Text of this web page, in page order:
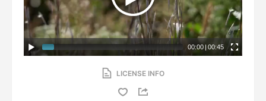
00:00 | 00:45
LICENSE INFO